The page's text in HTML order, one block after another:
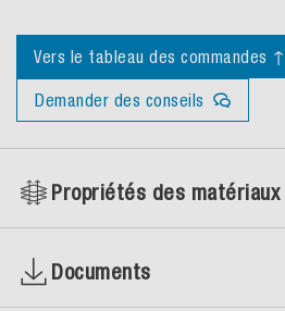
Vers le tableau des commandes ↑
Demander des conseils
Propriétés des matériaux
Documents